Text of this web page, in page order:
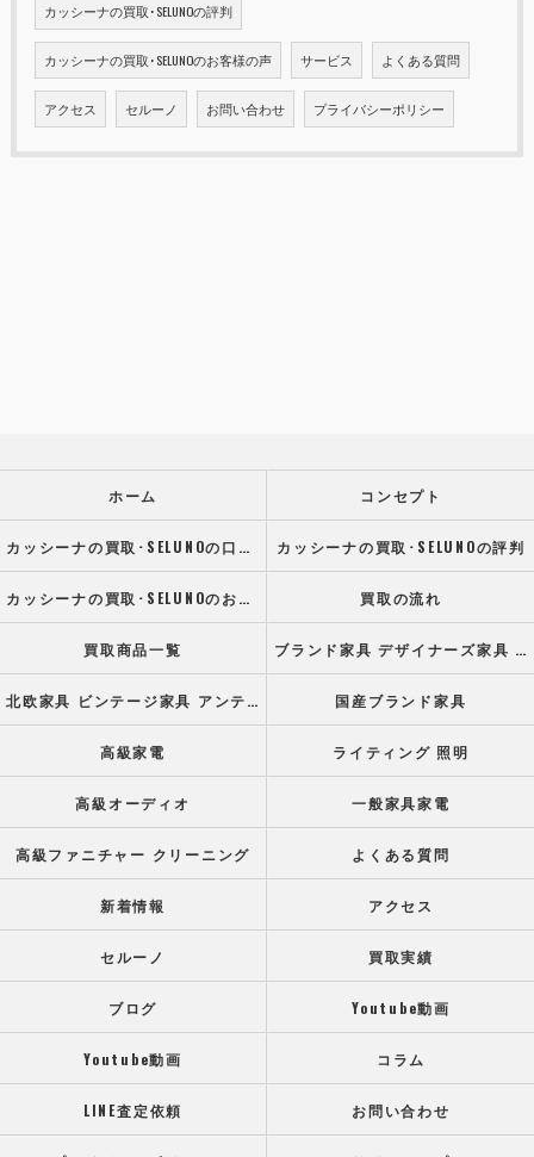
カッシーナの買取･SELUNOの評判
カッシーナの買取･SELUNOのお客様の声 サービス よくある質問
アクセス セルーノ お問い合わせ プライバシーポリシー
ホーム コンセプト
カッシーナの買取･SELUNOの口コミ情報 カッシーナの買取･SELUNOの評判
カッシーナの買取･SELUNOのお客様の声 買取の流れ
買取商品一覧 ブランド家具 デザイナーズ家具 高級オフィス家具
北欧家具 ビンテージ家具 アンティーク家具 国産ブランド家具
高級家電 ライティング 照明
高級オーディオ 一般家具家電
高級ファニチャー クリーニング よくある質問
新着情報 アクセス
セルーノ 買取実績
ブログ Youtube動画
Youtube動画 コラム
LINE査定依頼 お問い合わせ